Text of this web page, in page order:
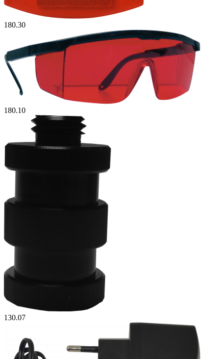
180.30
180.10
130.07